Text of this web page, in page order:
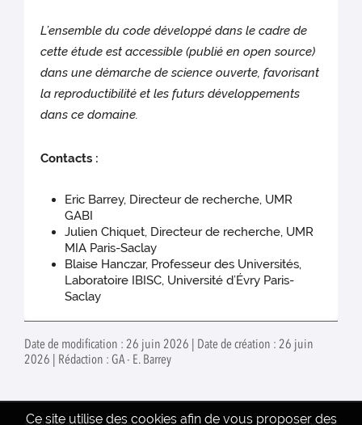
L’ensemble du code développé dans le cadre de
cette étude est accessible (publié en open source)
dans une démarche de science ouverte, favorisant
la reproductibilité et les futurs développements
dans ce domaine.
Contacts :
Eric Barrey, Directeur de recherche, UMR
GABI
Julien Chiquet, Directeur de recherche, UMR
MIA Paris-Saclay
Blaise Hanczar, Professeur des Universités,
Laboratoire IBISC, Université d’Évry Paris-
Saclay
Date de modification : 26 juin 2026 | Date de création : 26 juin
2026 | Rédaction : GA - E. Barrey
Ce site utilise des cookies afin de vous proposer des